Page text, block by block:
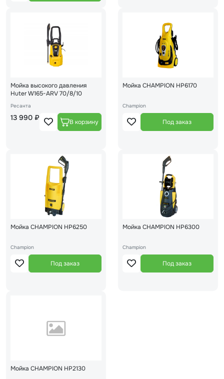
Мойка высокого давления
Huter W165-ARV 70/8/10
Ресанта
13 990 ₽
Мойка CHAMPION HP6170
Champion
Под заказ
Мойка CHAMPION HP6250
Champion
Под заказ
Мойка CHAMPION HP6300
Champion
Под заказ
Мойка CHAMPION HP2130